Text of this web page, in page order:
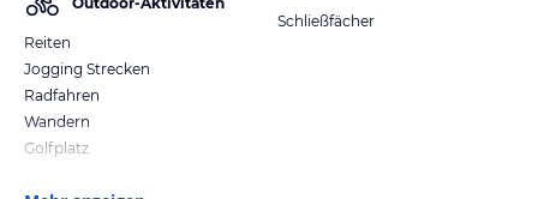
Reiten
Jogging Strecken
Radfahren
Wandern
Golfplatz
Schließfächer